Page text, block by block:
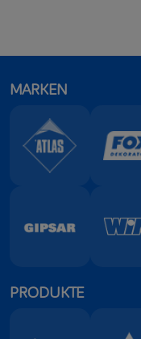
MARKEN
PRODUKTE